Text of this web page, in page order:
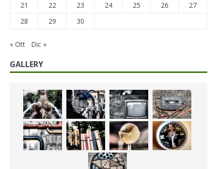
21
22 23 24 25 26
27
28
29 30
« Ott Dic »
GALLERY